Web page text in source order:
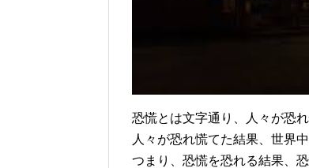
恐慌とは文字通り、人々が恐
人々が恐れ慌てた結果、世界
つまり、恐慌を恐れる結果、